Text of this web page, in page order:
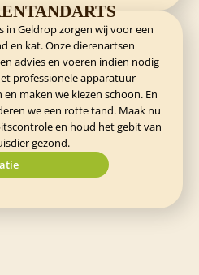
in Geldrop zorgen wij voor een
en kat. Onze dierenartsen
advies en voeren indien nodig
professionele apparatuur
maken we kiezen schoon. En
we een rotte tand. Maak nu
en houd het gebit van
gezond.